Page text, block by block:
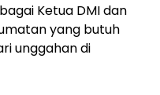
Ketua DMI dan
yang butuh
unggahan di